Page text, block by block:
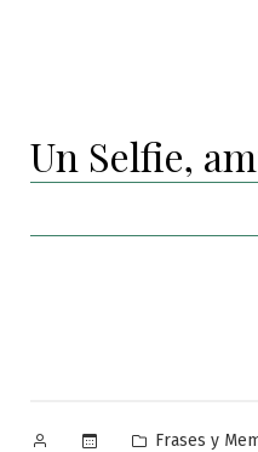
Un Selfie,
Publicado
Publicado
Frases y